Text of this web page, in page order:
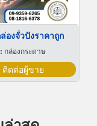
องจั่วปังราคาถูก
กล่องกระดาษ
ติดต่อผู้ขาย